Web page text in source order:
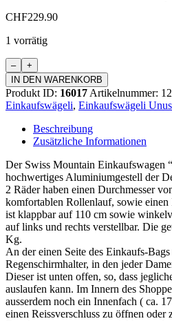
CHF229.90
1 vorrätig
Einkaufswägeli
"Unus
Fun"
Menge
IN DEN WARENKORB
Produkt ID: 16017 Artikelnummer:
Einkaufswägeli, Einkaufswägeli
Beschreibung
Zusätzliche Informationen
Der Swiss Mountain Einkaufswagen
hochwertiges Aluminiumgestell der
2 Räder haben einen Durchmesser
komfortablen Rollenlauf, sowie einen
ist klappbar auf 110 cm sowie
auf links und rechts verstellbar. Die
Kg.
An der einen Seite des Einkaufs-
Regenschirmhalter, in den jeder
Dieser ist unten offen, so, dass
auslaufen kann. Im Innern des
ausserdem noch ein Innenfach ( ca.
einen Reissverschluss zu öffnen oder